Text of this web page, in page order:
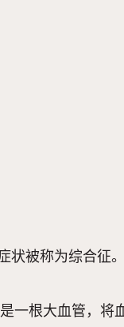
被称为综合征
一根大血管，将